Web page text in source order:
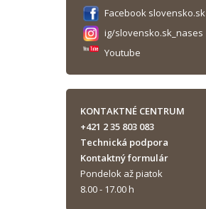
Facebook slovensko.sk
ig/slovensko.sk_nases
Youtube
KONTAKTNÉ CENTRUM
+421 2 35 803 083
Technická podpora
Kontaktný formulár
Pondelok až piatok
8.00 - 17.00 h